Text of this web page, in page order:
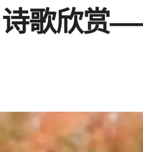
诗歌欣赏